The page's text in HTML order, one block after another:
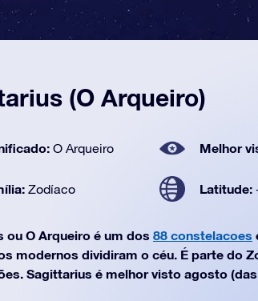
(O Arqueiro)
O Arqueiro Melhor
Zodíaco Latitude:
ou O Arqueiro é um dos 88 constelacoes
modernos dividiram o céu. É parte do
Sagittarius é melhor visto agosto